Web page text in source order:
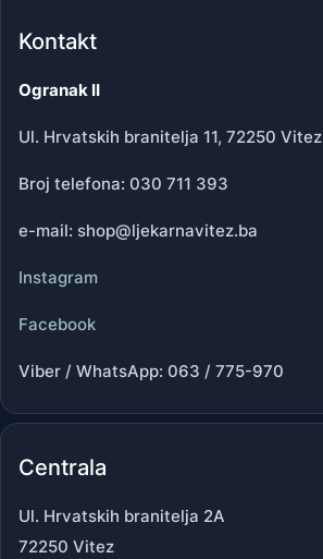
Kontakt
Ogranak II
Ul. Hrvatskih branitelja 11, 72250 Vitez
Broj telefona: 030 711 393
e-mail: shop@ljekarnavitez.ba
Instagram
Facebook
Viber / WhatsApp: 063 / 775-970
Centrala
Ul. Hrvatskih branitelja 2A
72250 Vitez